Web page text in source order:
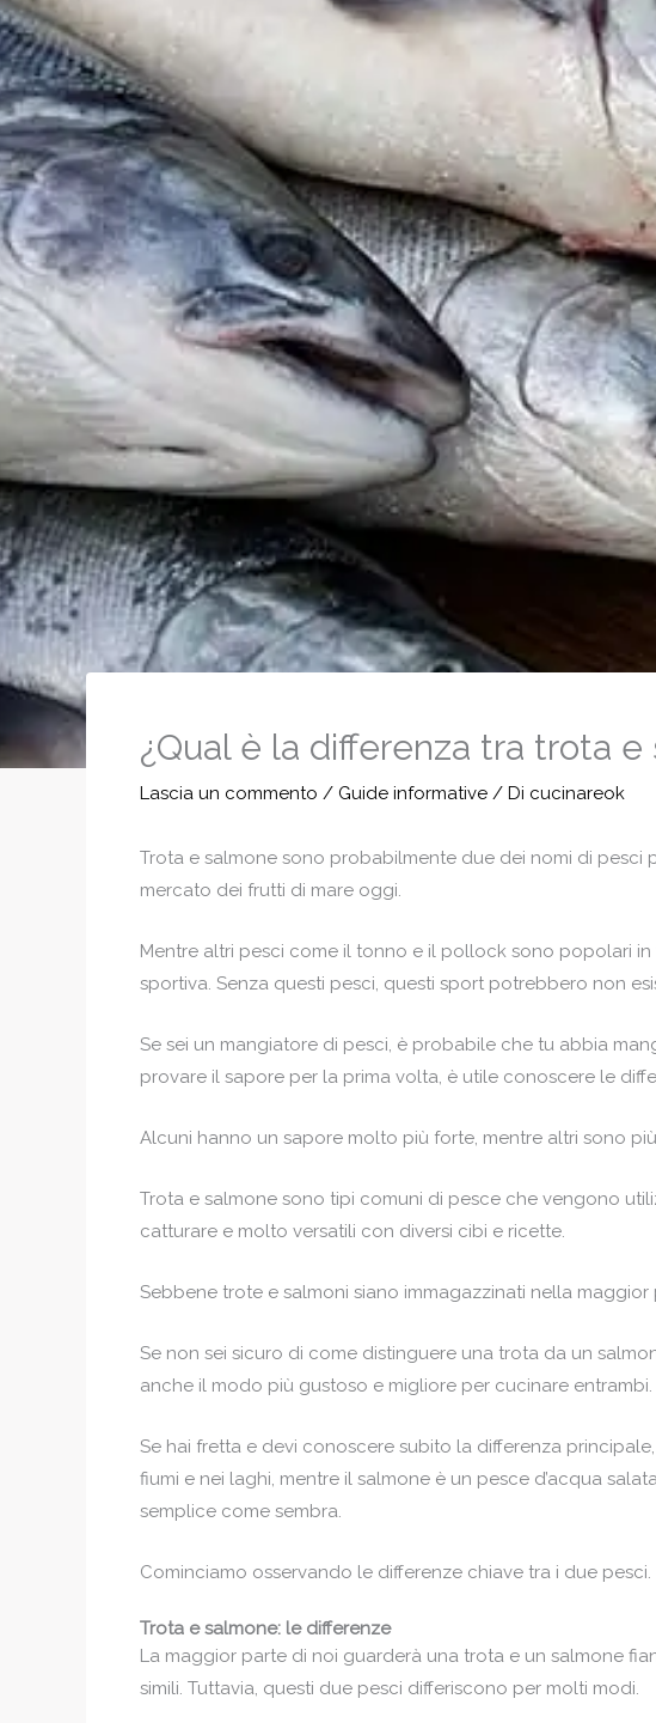
¿Qual è la differenza tra trota e
Lascia un commento / Guide informative / Di cucinareok
Trota e salmone sono probabilmente due dei nomi di
mercato dei frutti di mare oggi.
Mentre altri pesci come il tonno e il pollock sono popolari
sportiva. Senza questi pesci, questi sport potrebbero non
Se sei un mangiatore di pesci, è probabile che tu abbia
provare il sapore per la prima volta, è utile conoscere le
Alcuni hanno un sapore molto più forte, mentre altri sono
Trota e salmone sono tipi comuni di pesce che vengono
catturare e molto versatili con diversi cibi e ricette.
Sebbene trote e salmoni siano immagazzinati nella
Se non sei sicuro di come distinguere una trota da un
anche il modo più gustoso e migliore per cucinare entrambi.
Se hai fretta e devi conoscere subito la differenza
fiumi e nei laghi, mentre il salmone è un pesce d’acqua
semplice come sembra.
Cominciamo osservando le differenze chiave tra i due pesci.
Trota e salmone: le differenze
La maggior parte di noi guarderà una trota e un salmone
simili. Tuttavia, questi due pesci differiscono per molti modi.